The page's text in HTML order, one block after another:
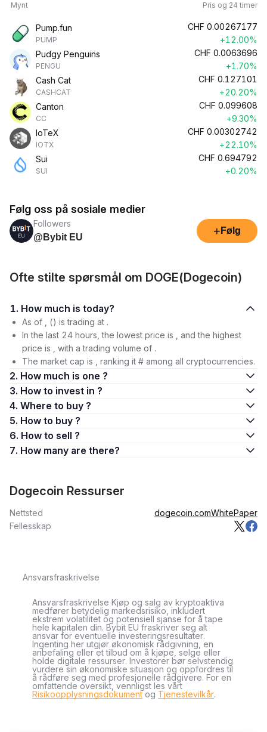
Mynt Pris og 24 timer
Pump.fun
PUMP
CHF 0.00267177
+12.00%
Pudgy Penguins
PENGU
CHF 0.0063696
+1.70%
Cash Cat
CASHCAT
CHF 0.127101
+20.20%
Canton
CC
CHF 0.099608
+9.30%
IoTeX
IOTX
CHF 0.00302742
+22.10%
Sui
SUI
CHF 0.694792
+0.20%
Følg oss på sosiale medier
Followers
@Bybit EU
+ Følg
Ofte stilte spørsmål om DOGE(Dogecoin)
1. How much is today?
As of , () is trading at .
In the last 24 hours, the lowest price is , and the highest
price is , with a trading volume of .
The market cap is , ranking it # among all cryptocurrencies.
2. How much is one ?
3. How to invest in ?
4. Where to buy ?
5. How to buy ?
6. How to sell ?
7. How many are there?
Dogecoin Ressurser
Nettsted dogecoin.comWhitePaper
Fellesskap
Ansvarsfraskrivelse
Ansvarsfraskrivelse Kjøp og salg av kryptoaktiva
medfører betydelig markedsrisiko, inkludert
ekstrem volatilitet og potensiell sjanse for å tape
hele kapitalen din. Bybit EU fraskriver seg alt
ansvar for eventuelle investeringsresultater.
Ingenting her utgjør økonomisk rådgivning, en
anbefaling eller et tilbud om å kjøpe, selge eller
holde digitale ressurser. Investorer bør selvstendig
vurdere sin økonomiske situasjon og oppfordres til
å rådføre seg med profesjonelle rådgivere. For en
omfattende oversikt, vennligst les vårt
Risikoopplysningsdokumentog Tjenestevilkår.